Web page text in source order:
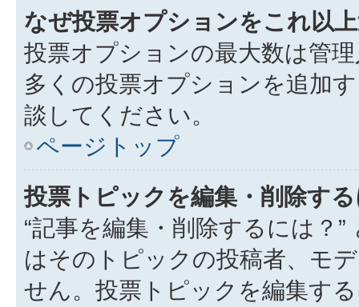
なぜ投票オプションをこれ以
投票オプションの最大数は管
多くの投票オプションを追加
談してください。
ページトップ
投票トピックを編集・削除す
“記事を編集・削除するには？
はそのトピックの投稿者、モ
せん。投票トピックを編集す